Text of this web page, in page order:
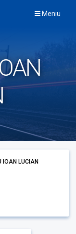
Meniu
IOAN LUCIAN